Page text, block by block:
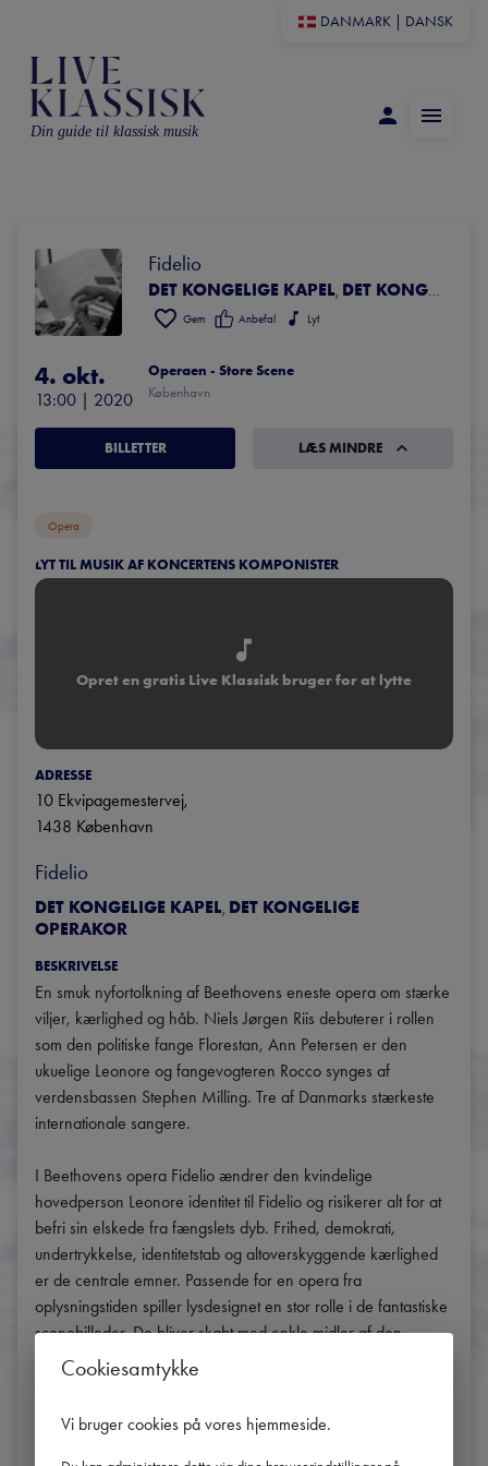
DANMARK DANSK
Din guide til klassisk musik
Fidelio
DET KONGELIGE KAPEL, DET KONGELIGE OPERAKOR
Gem Anbefal Lyt
4. okt.
13:00 | 2020
Operaen - Store Scene
København
BILLETTER LÆS MINDRE
Opera
LYT TIL MUSIK AF KONCERTENS KOMPONISTER
Opret en gratis Live Klassisk bruger for at lytte
ADRESSE
10 Ekvipagemestervej,
1438 København
Fidelio
DET KONGELIGE KAPEL, DET KONGELIGE
OPERAKOR
BESKRIVELSE
En smuk nyfortolkning af Beethovens eneste opera om stærke
viljer, kærlighed og håb. Niels Jørgen Riis debuterer i rollen
som den politiske fange Florestan, Ann Petersen er den
ukuelige Leonore og fangevogteren Rocco synges af
verdensbassen Stephen Milling. Tre af Danmarks stærkeste
internationale sangere.
I Beethovens opera Fidelio ændrer den kvindelige
hovedperson Leonore identitet til Fidelio og risikerer alt for at
befri sin elskede fra fængslets dyb. Frihed, demokrati,
undertrykkelse, identitetstab og altoverskyggende kærlighed
er de centrale emner. Passende for en opera fra
oplysningstiden spiller lysdesignet en stor rolle i de fantastiske
scenebilleder. De bliver skabt med enkle midler af den
engelske lysdesigner Lee Curran og den danske scenograf
Steffen Aarfing, der begge har vundet priser for deres
designfirma Carcel, skabt forestillingens tidløse kostumer. Det
Cookiesamtykke
Vi bruger cookies på vores hjemmeside.